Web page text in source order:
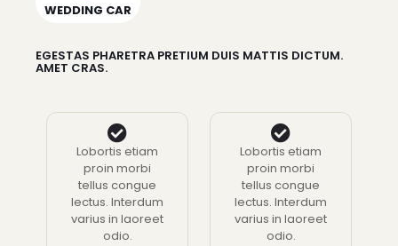
WEDDING CAR
EGESTAS PHARETRA PRETIUM DUIS MATTIS DICTUM.
AMET CRAS.
Lobortis etiam
proin morbi
tellus congue
lectus. Interdum
varius in laoreet
odio.
Lobortis etiam
proin morbi
tellus congue
lectus. Interdum
varius in laoreet
odio.